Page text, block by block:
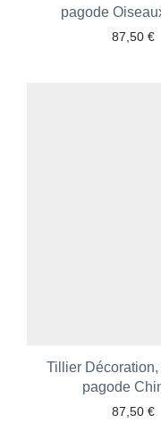
pagode
87,50 €
Tillier
pagode
87,50 €